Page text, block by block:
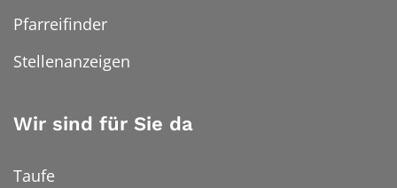
Pfarreifinder
Stellenanzeigen
Wir sind für Sie da
Taufe